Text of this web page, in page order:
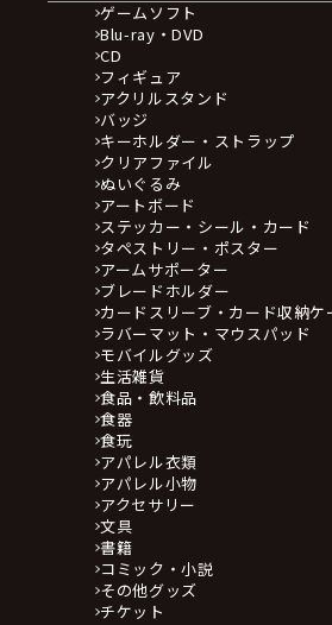
ゲームソフト
Blu-ray・DVD
CD
フィギュア
アクリルスタンド
バッジ
キーホルダー・ストラップ
クリアファイル
ぬいぐるみ
アートボード
ステッカー・シール・カード
タペストリー・ポスター
アームサポーター
ブレードホルダー
カードスリーブ・カード収納ケ
ラバーマット・マウスパッド
モバイルグッズ
生活雑貨
食品・飲料品
食器
食玩
アパレル衣類
アパレル小物
アクセサリー
文具
書籍
コミック・小説
その他グッズ
チケット